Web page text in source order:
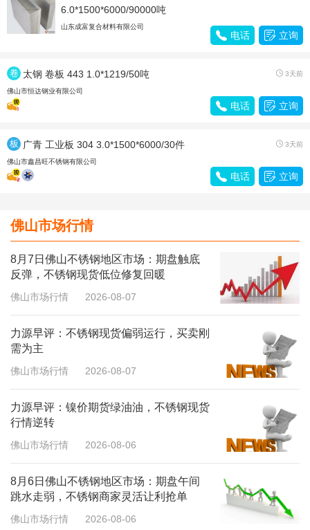
材
6.0*1500*6000/90000吨
山东成富复合材料有限公司
 电话  立询
卷
带
太钢 卷板 443 1.0*1219/50吨  3天前
佛山市恒达钢业有限公司
 电话  立询
板
材
广青 工业板 304 3.0*1500*6000/30件  3天前
佛山市鑫昌旺不锈钢有限公司
 电话  立询
佛山市场行情
8月7日佛山不锈钢地区市场：期盘触底
反弹，不锈钢现货低位修复回暖
佛山市场行情 2026-08-07
力源早评：不锈钢现货偏弱运行，买卖刚
需为主
佛山市场行情 2026-08-07
力源早评：镍价期货绿油油，不锈钢现货
行情逆转
佛山市场行情 2026-08-06
8月6日佛山不锈钢地区市场：期盘午间
跳水走弱，不锈钢商家灵活让利抢单
佛山市场行情 2026-08-06